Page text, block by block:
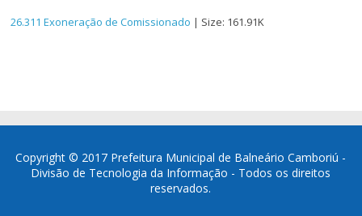
26.311 Exoneração de Comissionado | Size: 161.91K
Copyright © 2017 Prefeitura Municipal de Balneário Camboriú -
Divisão de Tecnologia da Informação - Todos os direitos
reservados.